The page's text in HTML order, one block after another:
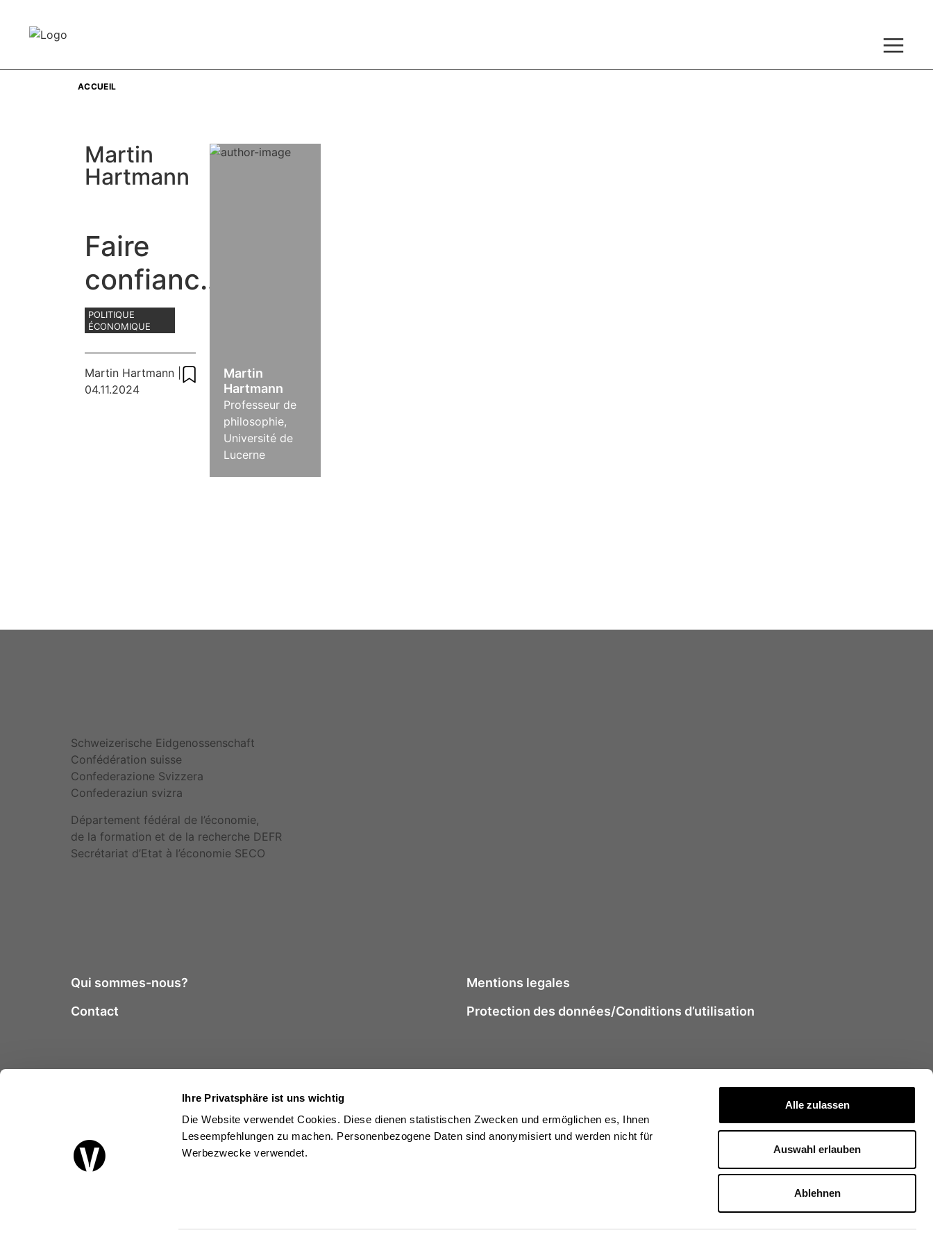
Ihre Privatsphäre ist uns wichtig
Die Website verwendet Cookies. Diese dienen statistischen Zwecken und ermöglichen es, Ihnen
Leseempfehlungen zu machen. Personenbezogene Daten sind anonymisiert und werden nicht für
Werbezwecke verwendet.
Alle zulassen
Auswahl erlauben
Ablehnen
ACCUEIL
Martin
Hartmann
Faire
confiance,
c’est se
rendre
vulnérable
POLITIQUE
ÉCONOMIQUE
Martin Hartmann
04.11.2024
Martin
Hartmann
Professeur de
philosophie,
Université de
Lucerne
Schweizerische Eidgenossenschaft
Confédération suisse
Confederazione Svizzera
Confederaziun svizra
Département fédéral de l’économie,
de la formation et de la recherche DEFR
Secrétariat d’Etat à l’économie SECO
Qui sommes-nous?
Contact
Mentions legales
Protection des données/Conditions d’utilisation
Suivez-nous